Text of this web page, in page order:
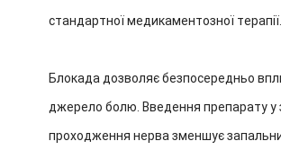
стандартної медикаментозної терапії.
Блокада дозволяє безпосередньо
джерело болю. Введення препарату у
проходження нерва зменшує